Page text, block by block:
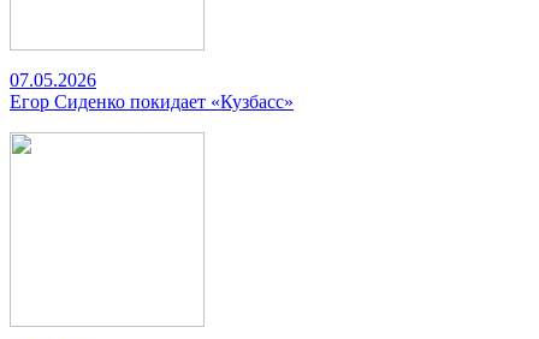
07.05.2026
Егор Сиденко покидает «Кузбасс»